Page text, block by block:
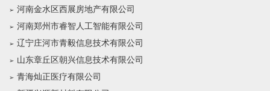
河南金水区西展房地产有限公司
河南郑州市睿智人工智能有限公司
辽宁庄河市青毅信息技术有限公司
山东章丘区朝兴信息技术有限公司
青海灿正医疗有限公司